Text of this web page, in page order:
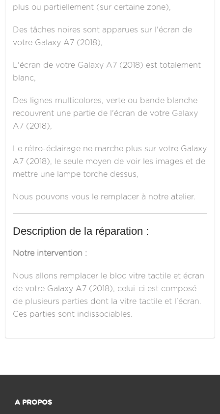
plus ou partiellement (sur certaine zone),
Des tâches noires sont apparues sur l'écran de
votre Galaxy A7 (2018),
L'écran de votre Galaxy A7 (2018) est totalement
blanc,
Des lignes multicolores, verte ou bande blanche
recouvrent une partie de l'écran de votre Galaxy
A7 (2018),
Le rétro-éclairage ne marche plus sur votre Galaxy
A7 (2018), le seule moyen de voir les images et de
mettre une lampe torche dessus,
Nous pouvons vous le remplacer à notre atelier.
Description de la réparation :
Notre intervention :
Nous allons remplacer le bloc vitre tactile et écran
de votre Galaxy A7 (2018), celui-ci est composé
de plusieurs parties dont la vitre tactile et l'écran.
Ces parties sont indissociables.
A PROPOS